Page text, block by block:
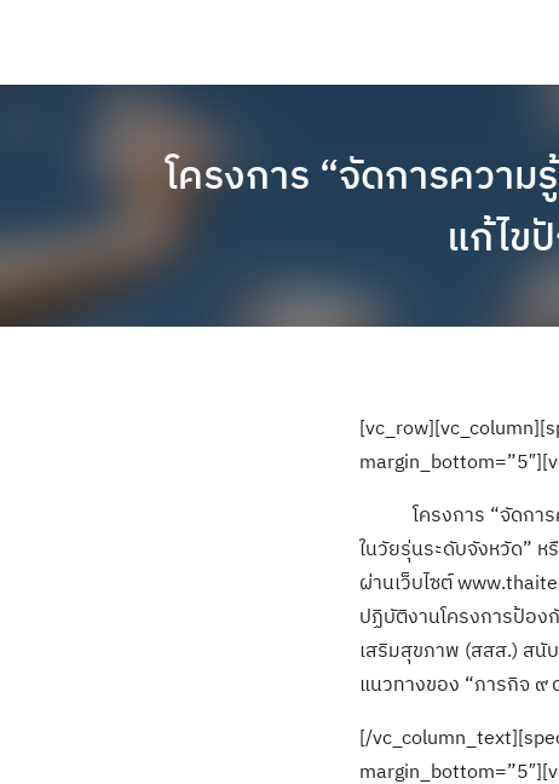
โครงการ “จัดการควา
แก้ไข
โครงการ “จัดการค
ในวัยรุ่นระดับจังหวัด”
ผ่านเว็บไซต์
ปฏิบัติงานโครงการป้อ
เสริมสุขภาพ (สสส.) สนั
แนวทางของ “ภารกิจ ๙
[/